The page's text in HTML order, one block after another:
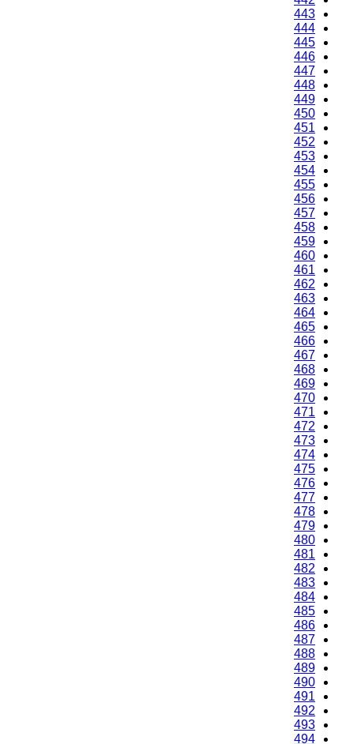
443
444
445
446
447
448
449
450
451
452
453
454
455
456
457
458
459
460
461
462
463
464
465
466
467
468
469
470
471
472
473
474
475
476
477
478
479
480
481
482
483
484
485
486
487
488
489
490
491
492
493
494